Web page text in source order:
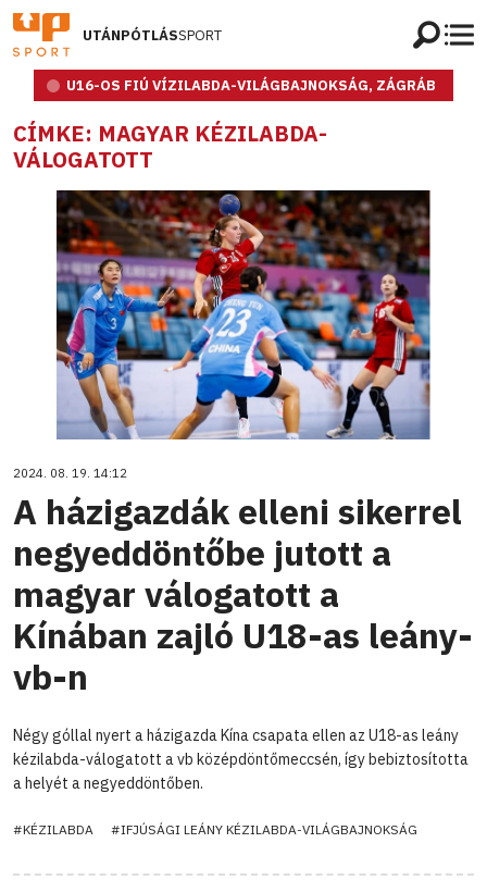
UTÁNPÓTLÁSSPORT
U16-OS FIÚ VÍZILABDA-VILÁGBAJNOKSÁG, ZÁGRÁB
CÍMKE: MAGYAR KÉZILABDA-
VÁLOGATOTT
2024. 08. 19. 14:12
A házigazdák elleni sikerrel
negyeddöntőbe jutott a
magyar válogatott a
Kínában zajló U18-as leány-
vb-n
Négy góllal nyert a házigazda Kína csapata ellen az U18-as leány
kézilabda-válogatott a vb középdöntőmeccsén, így bebiztosította
a helyét a negyeddöntőben.
#KÉZILABDA #IFJÚSÁGI LEÁNY KÉZILABDA-VILÁGBAJNOKSÁG